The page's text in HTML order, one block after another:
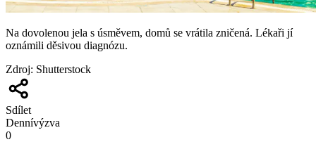
Na dovolenou jela s úsměvem, domů se vrátila zničená. Lékaři jí
oznámili děsivou diagnózu.
Zdroj: Shutterstock
Sdílet
Dennívýzva
0